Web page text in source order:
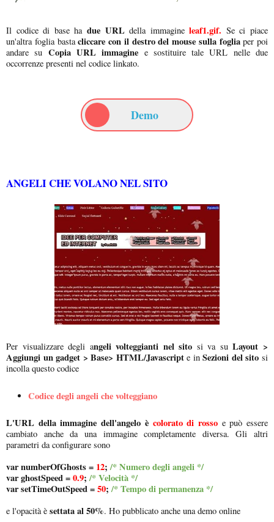
Il codice di base ha due URLdella immagineleaf1.gif. Se ci piace
un'altra foglia bastacliccare con il destro del mouse sulla fogliaper poi
andare su Copia URL immagine e sostituire tale URL nelle due
occorrenze presenti nel codice linkato.
Demo
ANGELI CHE VOLANO NEL SITO
Per visualizzare degli angeli volteggianti nel sito si va suLayout >
Aggiungi un gadget > Base> HTML/Javascripte inSezioni del sito si
incolla questo codice
Codice degli angeli che volteggiano
L'URL della immagine dell'angelo è colorato di rossoe può essere
cambiato anche da una immagine completamente diversa. Gli altri
parametri da configurare sono
var numberOfGhosts = 12;/* Numero degli angeli */
var ghostSpeed =0.9;/* Velocità */
var setTimeOutSpeed =50;/* Tempo di permanenza */
e l'opacità è settata al 50%. Ho pubblicato anche una demo online